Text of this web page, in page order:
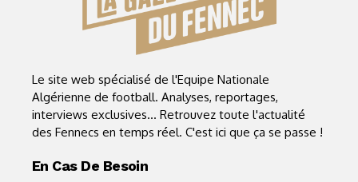
Le site web spécialisé de l'Equipe Nationale
Algérienne de football. Analyses, reportages,
interviews exclusives... Retrouvez toute l'actualité
des Fennecs en temps réel. C'est ici que ça se passe !
En Cas De Besoin